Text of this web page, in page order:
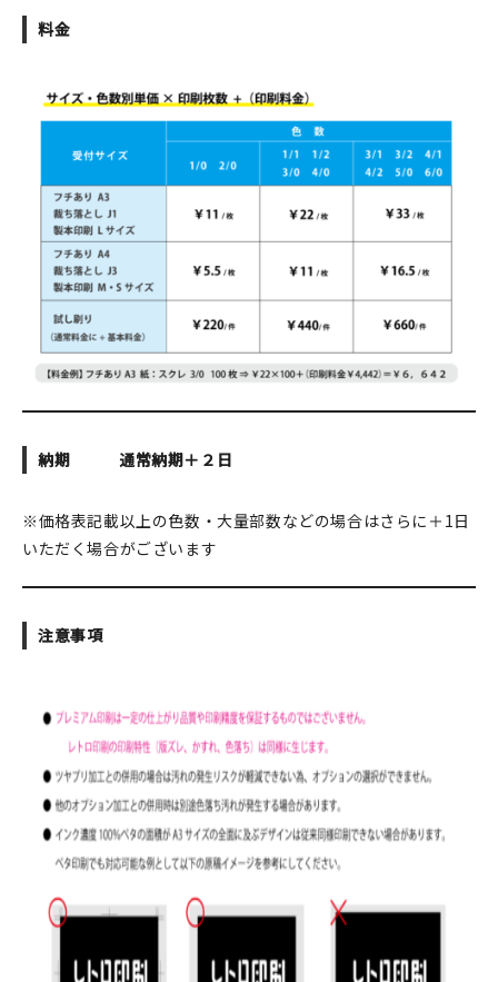
カートを見る
お買い物ガイド
よくある質問
お問い合わせ
料金
納期 通常納期＋２日
※価格表記載以上の色数・大量部数などの場合はさらに＋1日
いただく場合がございます
注意事項